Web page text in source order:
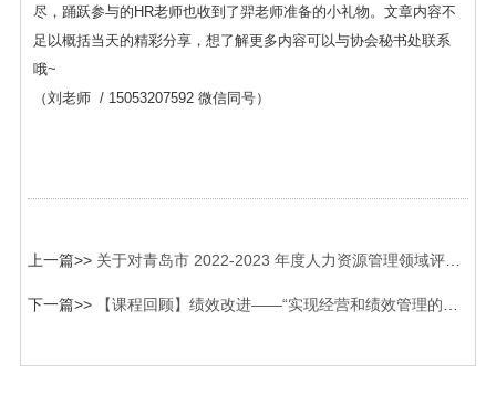
尽，踊跃参与的HR老师也收到了羿老师准备的小礼物。文章内容不
足以概括当天的精彩分享，想了解更多内容可以与协会秘书处联系
哦~
（刘老师 / 15053207592 微信同号）
上一篇>> 关于对青岛市 2022-2023 年度人力资源管理领域评选
获奖单位和个人进行表彰的通知
下一篇>> 【课程回顾】绩效改进——“实现经营和绩效管理的统